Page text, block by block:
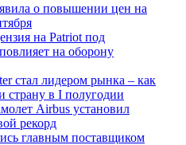
о повышении цен на
на Patriot под
на оборону
стал лидером рынка – как
страну в I полугодии
Airbus установил
рекорд
главным поставщиком